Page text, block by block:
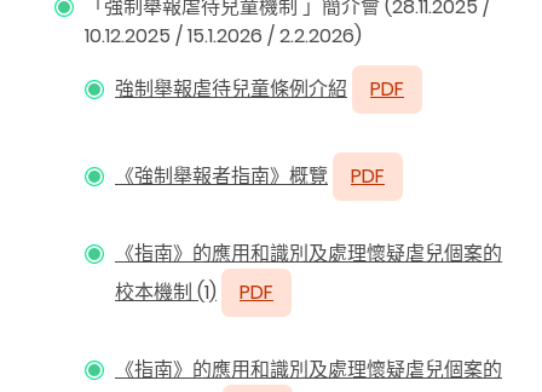
「強制舉報虐待兒童機制 」簡介會 (28.11.2025 /
10.12.2025 / 15.1.2026 / 2.2.2026)
強制舉報虐待兒童條例介紹
PDF
《強制舉報者指南》概覽 PDF
《指南》的應用和識別及處理懷疑虐兒個案的
校本機制 (1)
PDF
《指南》的應用和識別及處理懷疑虐兒個案的